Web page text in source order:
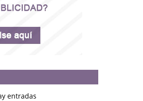
entradas